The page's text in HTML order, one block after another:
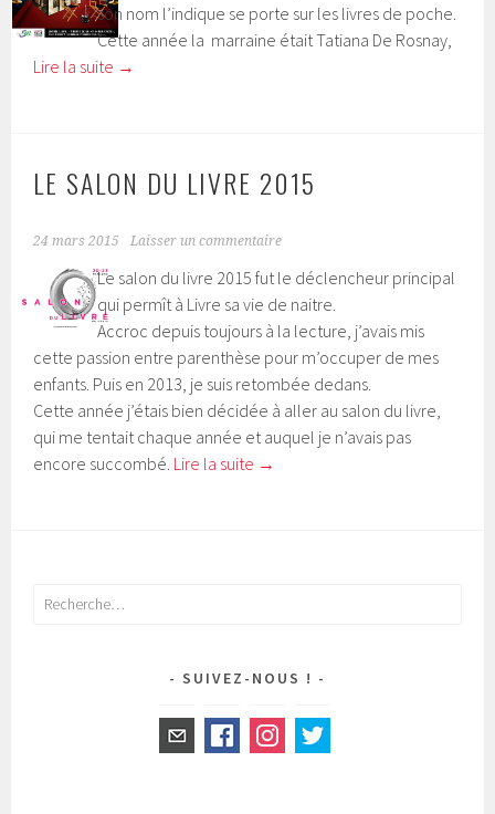
son nom l’indique se porte sur les livres de poche.
Cette année la marraine était Tatiana De Rosnay,
Lire la suite →
LE SALON DU LIVRE 2015
24 mars 2015 Laisser un commentaire
Le salon du livre 2015 fut le déclencheur principal
qui permît à Livre sa vie de naitre.
Accroc depuis toujours à la lecture, j’avais mis
cette passion entre parenthèse pour m’occuper de mes
enfants. Puis en 2013, je suis retombée dedans.
Cette année j’étais bien décidée à aller au salon du livre,
qui me tentait chaque année et auquel je n’avais pas
encore succombé. Lire la suite →
Rechercher :
SUIVEZ-NOUS !